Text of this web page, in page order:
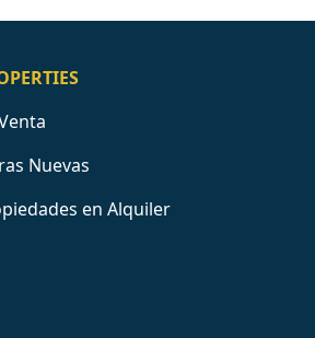
Nuevas
en Alquiler